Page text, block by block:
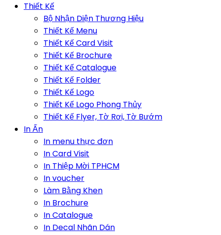
Thiết Kế
Bộ Nhận Diện Thương Hiệu
Thiết Kế Menu
Thiết Kế Card Visit
Thiết Kế Brochure
Thiết Kế Catalogue
Thiết Kế Folder
Thiết Kế Logo
Thiết Kế Logo Phong Thủy
Thiết Kế Flyer, Tờ Rơi, Tờ Bướm
In Ấn
In menu thực đơn
In Card Visit
In Thiệp Mời TPHCM
In voucher
Làm Bằng Khen
In Brochure
In Catalogue
In Decal Nhãn Dán